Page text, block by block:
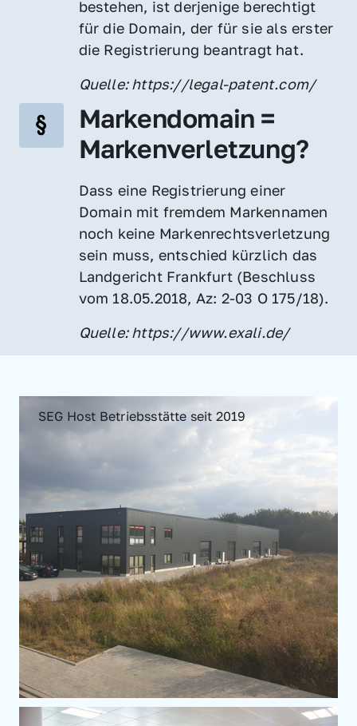
bestehen, ist derjenige berechtigt
für die Domain, der für sie als erster
die Registrierung beantragt hat.
Quelle: https://legal-patent.com/
Markendomain =
Markenverletzung?
Dass eine Registrierung einer
Domain mit fremdem Markennamen
noch keine Markenrechtsverletzung
sein muss, entschied kürzlich das
Landgericht Frankfurt (Beschluss
vom 18.05.2018, Az: 2-03 O 175/18).
Quelle: https://www.exali.de/
SEG Host Betriebsstätte seit 2019